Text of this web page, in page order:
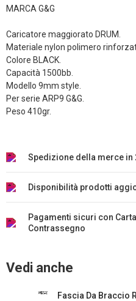
MARCA G&G
Caricatore maggiorato DRUM.
Materiale nylon polimero
Colore BLACK.
Capacità 1500bb.
Modello 9mm style.
Per serie ARP9 G&G.
Peso 410gr.
Spedizione della merce in
Disponibilità prodotti
Pagamenti sicuri con
Contrassegno
Vedi anche
Fascia Da Braccio